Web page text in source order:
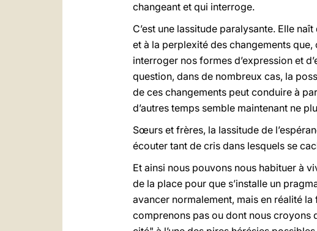
changeant et qui interroge.
C’est une lassitude paralysante. Elle
et à la perplexité des changements
interroger nos formes d’expression et
question, dans de nombreux cas, la
de ces changements peut conduire à
d’autres temps semble maintenant ne
Sœurs et frères, la lassitude de
écouter tant de cris dans lesquels se
Et ainsi nous pouvons nous habituer à
de la place pour que s’installe un
avancer normalement, mais en réalité
comprenons pas ou dont nous croyons